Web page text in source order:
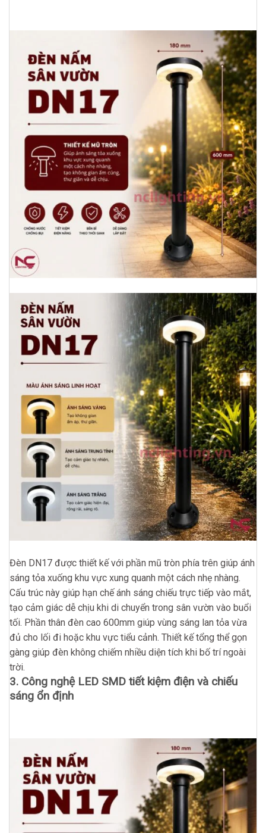
Đèn DN17 được thiết kế với phần mũ tròn phía trên giúp ánh
sáng tỏa xuống khu vực xung quanh một cách nhẹ nhàng.
Cấu trúc này giúp hạn chế ánh sáng chiếu trực tiếp vào mắt,
tạo cảm giác dễ chịu khi di chuyển trong sân vườn vào buổi
tối. Phần thân đèn cao 600mm giúp vùng sáng lan tỏa vừa
đủ cho lối đi hoặc khu vực tiểu cảnh. Thiết kế tổng thể gọn
gàng giúp đèn không chiếm nhiều diện tích khi bố trí ngoài
trời.
3. Công nghệ LED SMD tiết kiệm điện và chiếu
sáng ổn định